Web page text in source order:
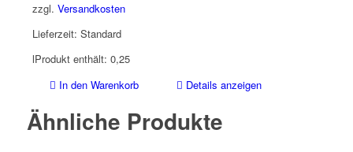
zzgl. Versandkosten
Lieferzeit: Standard
Produkt enthält: 0,25
l
In den Warenkorb
Details anzeigen
Ähnliche Produkte